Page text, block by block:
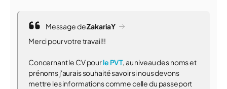
Message deZakariaY
Merci pour votre travail!!
Concernant le CV pourle PVT, au niveau des noms et
prénoms j'aurais souhaité savoir si nous devons
mettre les informations comme celle du passeport